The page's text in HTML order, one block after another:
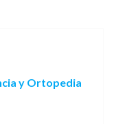
y Ortopedia